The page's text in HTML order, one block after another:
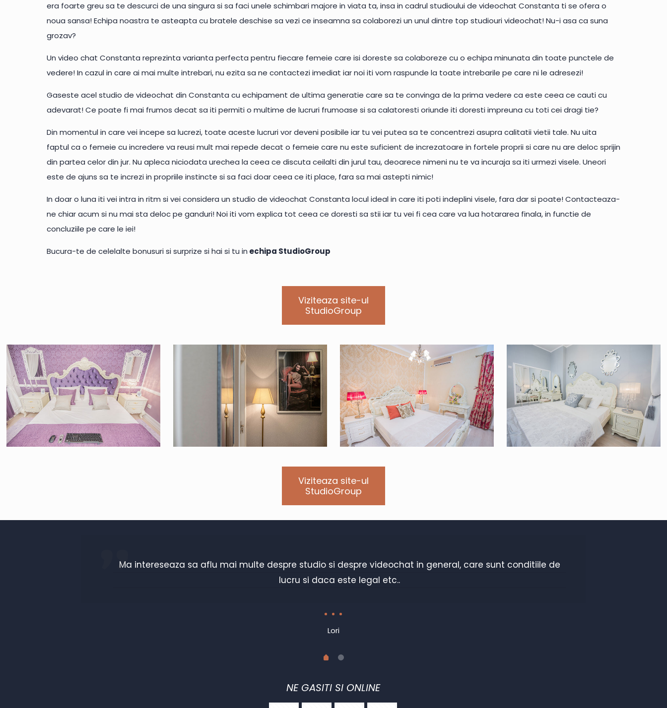
era foarte greu sa te descurci de una singura si sa faci unele schimbari majore in viata ta, insa in cadrul studioului de videochat Constanta ti se ofera o
noua sansa! Echipa noastra te asteapta cu bratele deschise sa vezi ce inseamna sa colaborezi un unul dintre top studiouri videochat! Nu-i asa ca suna
grozav?
Un video chat Constanta reprezinta varianta perfecta pentru fiecare femeie care isi doreste sa colaboreze cu o echipa minunata din toate punctele de
vedere! In cazul in care ai mai multe intrebari, nu ezita sa ne contactezi imediat iar noi iti vom raspunde la toate intrebarile pe care ni le adresezi!
Gaseste acel studio de videochat din Constanta cu echipament de ultima generatie care sa te convinga de la prima vedere ca este ceea ce cauti cu
adevarat! Ce poate fi mai frumos decat sa iti permiti o multime de lucruri frumoase si sa calatoresti oriunde iti doresti impreuna cu toti cei dragi tie?
Din momentul in care vei incepe sa lucrezi, toate aceste lucruri vor deveni posibile iar tu vei putea sa te concentrezi asupra calitatii vietii tale. Nu uita
faptul ca o femeie cu incredere va reusi mult mai repede decat o femeie care nu este suficient de increzatoare in fortele proprii si care nu are deloc sprijin
din partea celor din jur. Nu apleca niciodata urechea la ceea ce discuta ceilalti din jurul tau, deoarece nimeni nu te va incuraja sa iti urmezi visele. Uneori
este de ajuns sa te increzi in propriile instincte si sa faci doar ceea ce iti place, fara sa mai astepti nimic!
In doar o luna iti vei intra in ritm si vei considera un studio de videochat Constanta locul ideal in care iti poti indeplini visele, fara dar si poate! Contacteaza-
ne chiar acum si nu mai sta deloc pe ganduri! Noi iti vom explica tot ceea ce doresti sa stii iar tu vei fi cea care va lua hotararea finala, in functie de
concluziile pe care le iei!
Bucura-te de celelalte bonusuri si surprize si hai si tu in echipa StudioGroup
Viziteaza site-ul
StudioGroup
Viziteaza site-ul
StudioGroup
Ma intereseaza sa aflu mai multe despre studio si despre videochat in general, care sunt conditiile de
lucru si daca este legal etc..
Lori
NE GASITI SI ONLINE